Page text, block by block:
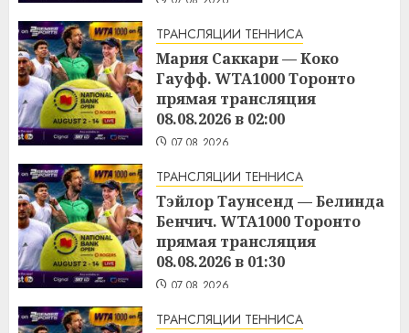
ТРАНСЛЯЦИИ ТЕННИСА
Мария Саккари — Коко
Гауфф. WTA1000 Торонто
прямая трансляция
08.08.2026 в 02:00
07.08.2026
ТРАНСЛЯЦИИ ТЕННИСА
Тэйлор Таунсенд — Белинда
Бенчич. WTA1000 Торонто
прямая трансляция
08.08.2026 в 01:30
07.08.2026
ТРАНСЛЯЦИИ ТЕННИСА